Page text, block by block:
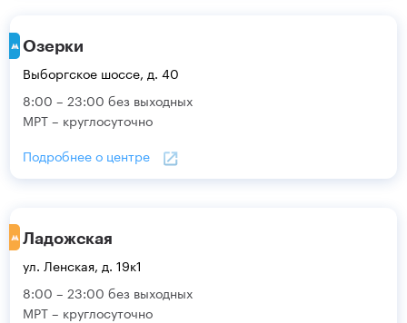
Озерки
Выборгское шоссе, д. 40
8:00 – 23:00 без выходных
МРТ – круглосуточно
Подробнее о центре
Ладожская
ул. Ленская, д. 19к1
8:00 – 23:00 без выходных
МРТ – круглосуточно